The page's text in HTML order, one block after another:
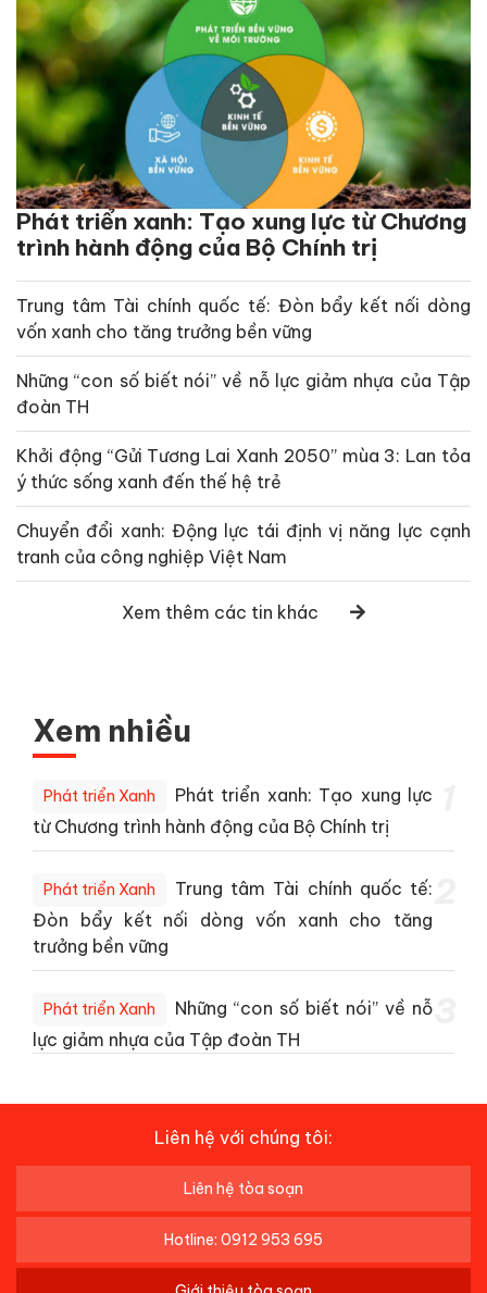
Phát triển xanh: Tạo xung lực từ Chương
trình hành động của Bộ Chính trị
Trung tâm Tài chính quốc tế: Đòn bẩy kết nối dòng
vốn xanh cho tăng trưởng bền vững
Những “con số biết nói” về nỗ lực giảm nhựa của Tập
đoàn TH
Khởi động “Gửi Tương Lai Xanh 2050” mùa 3: Lan tỏa
ý thức sống xanh đến thế hệ trẻ
Chuyển đổi xanh: Động lực tái định vị năng lực cạnh
tranh của công nghiệp Việt Nam
Xem thêm các tin khác
Xem nhiều
Phát triển Xanh
Phát triển xanh: Tạo xung lực
từ Chương trình hành động của Bộ Chính trị
Phát triển Xanh
Trung tâm Tài chính quốc tế:
Đòn bẩy kết nối dòng vốn xanh cho tăng
trưởng bền vững
Phát triển Xanh
Những “con số biết nói” về nỗ
lực giảm nhựa của Tập đoàn TH
Liên hệ với chúng tôi:
Liên hệ tòa soạn
Hotline: 0912 953 695